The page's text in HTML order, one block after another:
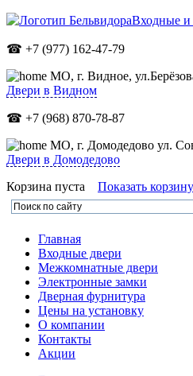
Входные и
☎ +7 (977) 162-47-79
МО, г. Видное,
Двери в Видном
☎ +7 (968) 870-78-87
МО, г. Домодедово ул.
Двери в Домодедово
Корзина пуста
Показать корзину
Главная
Входные двери
Межкомнатные двери
Электронные замки
Дверная фурнитура
Цены на установку
О компании
Контакты
Акции